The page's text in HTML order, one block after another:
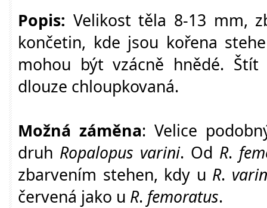
Popis: Velikost těla 8-13 mm,
končetin, kde jsou kořena
mohou být vzácně hnědé.
dlouze chloupkovaná.
Možná záměna: Velice
druh Ropalopus varini. Od R.
zbarvením stehen, kdy u R.
červená jako u R. femoratus.